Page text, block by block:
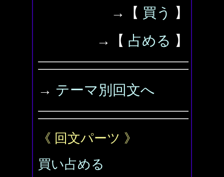
→【 買う
】
→【 占める 】
→ テーマ別回文へ
《 回文パーツ 》
買い占める